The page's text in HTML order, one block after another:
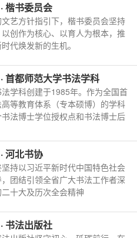
楷书委员会
艺方针指引下，楷书委员会坚持
创作为核心、以育人为根本，推
代焕发新的生机。
首都师范大学书法学科
学科创建于1985年。作为全国首
等教育体系（专本硕博）的学科
法博士学位授权点和书法博士后
河北书协
持以习近平新时代中国特色社会
团结引领全省广大书法工作者深
十大及历次全会精神
书法出版社